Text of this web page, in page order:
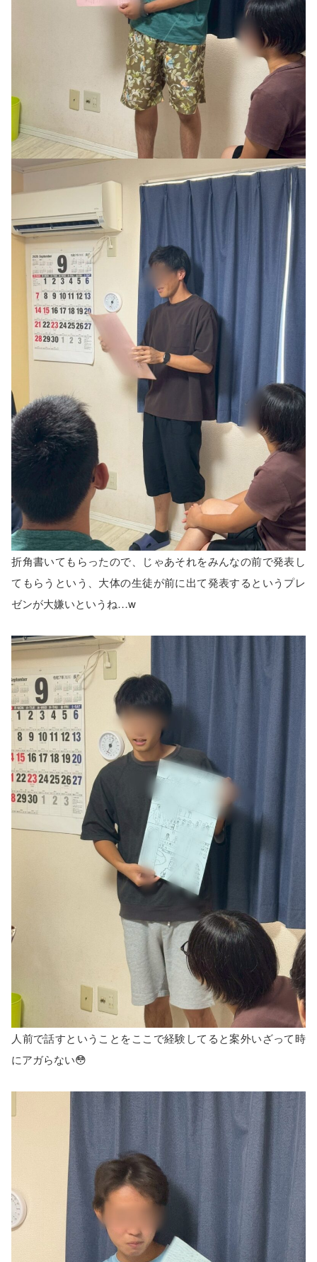
折角書いてもらったので、じゃあそれをみんなの前で発表し
てもらうという、大体の生徒が前に出て発表するというプレ
ゼンが大嫌いというね…w
人前で話すということをここで経験してると案外いざって時
にアガらない😳